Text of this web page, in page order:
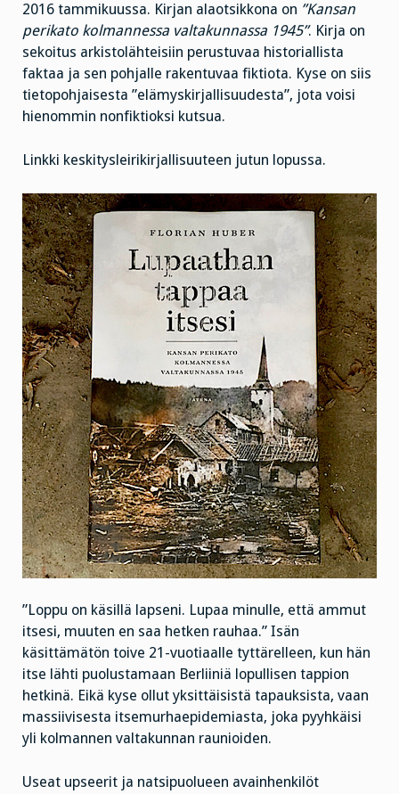
2016 tammikuussa. Kirjan alaotsikkona on ”Kansan
perikato kolmannessa valtakunnassa 1945”. Kirja on
sekoitus arkistolähteisiin perustuvaa historiallista
faktaa ja sen pohjalle rakentuvaa fiktiota. Kyse on siis
tietopohjaisesta ”elämyskirjallisuudesta”, jota voisi
hienommin nonfiktioksi kutsua.
Linkki keskitysleirikirjallisuuteen jutun lopussa.
”Loppu on käsillä lapseni. Lupaa minulle, että ammut
itsesi, muuten en saa hetken rauhaa.” Isän
käsittämätön toive 21-vuotiaalle tyttärelleen, kun hän
itse lähti puolustamaan Berliiniä lopullisen tappion
hetkinä. Eikä kyse ollut yksittäisistä tapauksista, vaan
massiivisesta itsemurhaepidemiasta, joka pyyhkäisi
yli kolmannen valtakunnan raunioiden.
Useat upseerit ja natsipuolueen avainhenkilöt